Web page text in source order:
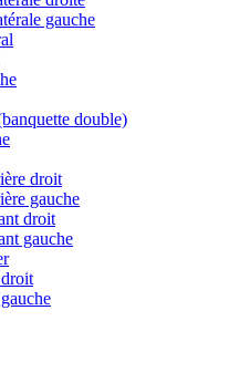
gauche
double)
droit
gauche
droit
gauche